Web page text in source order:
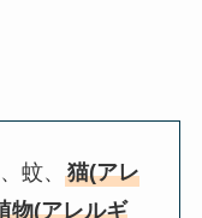
蚊、 猫(アレ
物(アレルギ